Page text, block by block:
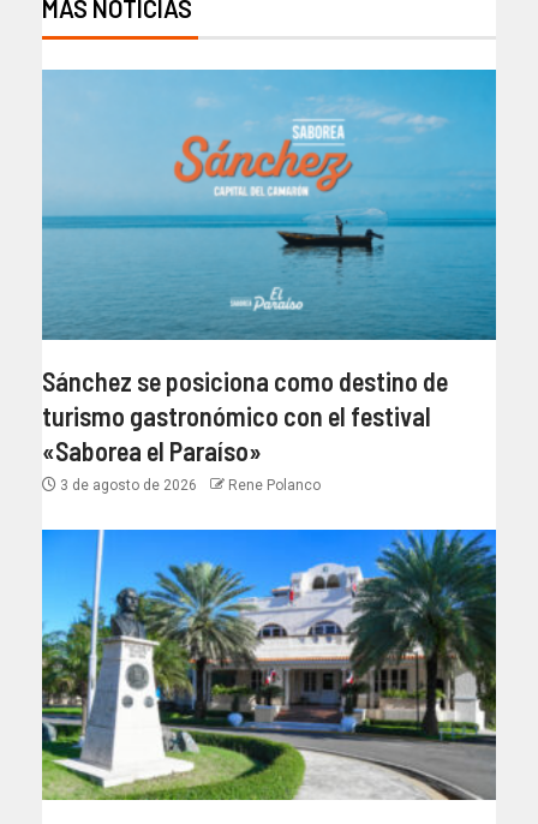
MÁS NOTICIAS
Sánchez se posiciona como destino de
turismo gastronómico con el festival
«Saborea el Paraíso»
3 de agosto de 2026 Rene Polanco